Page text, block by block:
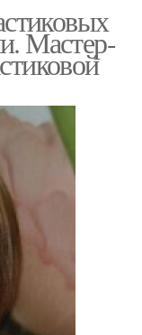
Мастер-